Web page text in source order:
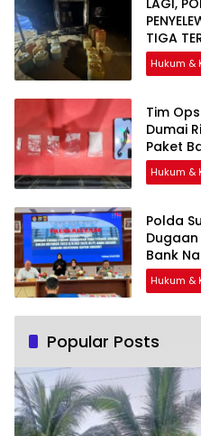
TIGA
TANGKI
Hukum &
Tim
Dumai
Paket
Hukum &
Polda
Bank
Capem
Hukum &
Popular Posts